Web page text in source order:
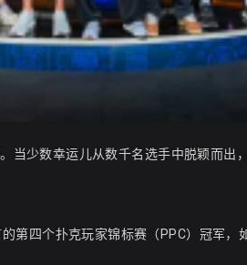
当少数幸运儿从数千名选手中脱颖而出
四个扑克玩家锦标赛（PPC）冠军，